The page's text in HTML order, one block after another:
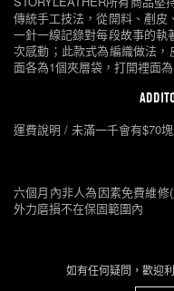
傳統手工技法，從開料、剷皮
一針一線記錄對每段故事的執
次感動；此款式為編織做法
面各為1個夾層袋，打開裡面
運費說明 / 未滿一千會有$70
六個月內非人為因素免費維
外力磨損不在保固範圍內
如有任何疑問，歡迎